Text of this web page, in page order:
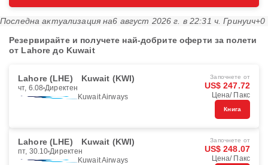
Последна актуализация на6 август 2026 г. в 22:31 ч. Гринуич+0
Резервирайте и получете най-добрите оферти за полети
от Lahore до Kuwait
Lahore (LHE) Kuwait (KWI)
чт, 6.08 Директен
Kuwait Airways
Започнете от
US$ 247.72
Цена/ Пакс
Книга
Lahore (LHE) Kuwait (KWI)
пт, 30.10 Директен
Kuwait Airways
Започнете от
US$ 248.07
Цена/ Пакс